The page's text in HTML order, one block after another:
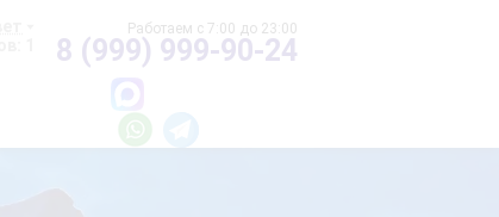
8 (999) 999-90-24